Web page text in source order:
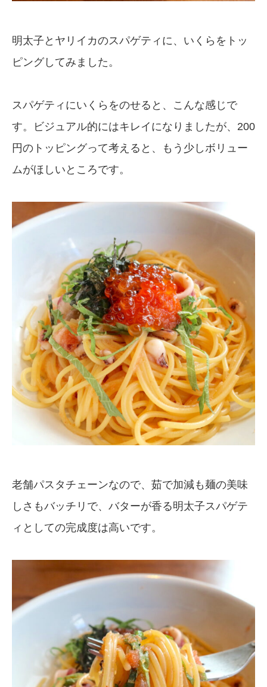
明太子とヤリイカのスパゲティに、いくらをトッ
ピングしてみました。
スパゲティにいくらをのせると、こんな感じで
す。ビジュアル的にはキレイになりましたが、200
円のトッピングって考えると、もう少しボリュー
ムがほしいところです。
老舗パスタチェーンなので、茹で加減も麺の美味
しさもバッチリで、バターが香る明太子スパゲテ
ィとしての完成度は高いです。